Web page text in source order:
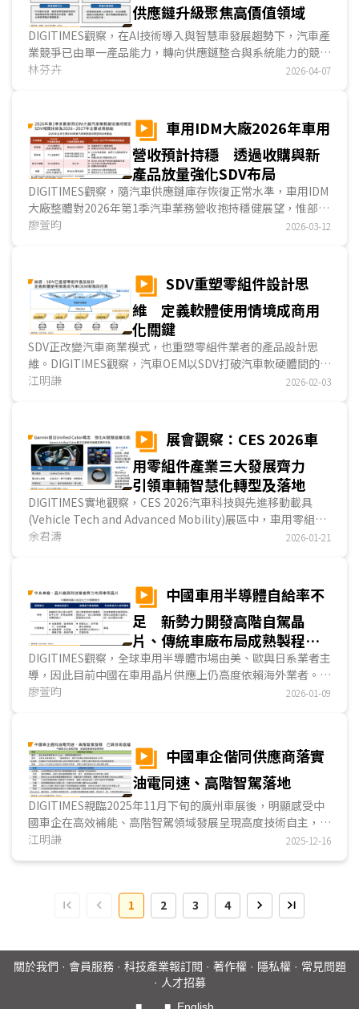
供應鏈升級聚焦高價值領域
DIGITIMES觀察，在AI技術導入與智慧車發展趨勢下，汽車產
業競爭已由單一產品能力，轉向供應鏈整合與系統能力的競
賽，其中，中國電動車供應鏈已於電池材料、電池製造、整車
具海外出貨實績，並在AI趨勢帶動下，逐步切入車載運算、智
慧座艙、高速PCB與車用感測器等高附加價值領域。...
林芬卉 2026-04-07
車用IDM大廠2026年車用
營收預計持穩 透過收購與新
產品放量強化SDV布局
DIGITIMES觀察，隨汽車供應鏈庫存恢復正常水準，車用IDM
大廠整體對2026年第1季汽車業務營收抱持穩健展望，惟部分
IDM業者因業務調整，營收展望存在差異。在全球汽車銷量增
推出新一代產品等方式，加速深化SDV布局；同時，部分車用
IDM大廠亦將電動車動力系統，視為未來擴張營收的另一重要
引擎。...
廖萱昀 2026-03-12
SDV重塑零組件設計思
維 定義軟體使用情境成商用
化關鍵
SDV正改變汽車商業模式，也重塑零組件業者的產品設計思
維。DIGITIMES觀察，汽車OEM以SDV打破汽車軟硬體間的依
賴關係，在一次性的硬體銷售模式下，以加購、訂閱方式創造
統服務。DIGITIMES認為，供應商在SDV方案已陸續到位，汽
車OEM如何定義...
江明謙 2026-02-03
展會觀察：CES 2026車
用零組件產業三大發展齊力
引領車輛智慧化轉型及落地
DIGITIMES實地觀察，CES 2026汽車科技與先進移動載具
(Vehicle Tech and Advanced Mobility)展區中，車用零組件
產業正面臨新一輪產業結構轉換的關鍵節點，相較過往CES車
展示主軸，聚焦在智慧座艙、SDV、自動化與感測等三大發展
方向，反映車輛由過往定位的傳統交通工具，快速轉向以軟硬
整合、資料驅動及持續演進為核心的智慧化載具。此一轉變不
僅牽動整車架構，也重新定義零組件在車用價值鏈中的角色與
定位。...
余君濤 2026-01-21
中國車用半導體自給率不
足 新勢力開發高階自駕晶
片、傳統車廠布局成熟製程以
加速自主化
DIGITIMES觀察，全球車用半導體市場由美、歐與日系業者主
導，因此目前中國在車用晶片供應上仍高度依賴海外業者。為
降低對國外晶片廠的依賴，中系車廠、晶片廠與科技業者紛紛
片，傳統車廠則以成熟製程晶片為主。...
廖萱昀 2026-01-09
中國車企偕同供應商落實
油電同速、高階智駕落地
DIGITIMES親臨2025年11月下旬的廣州車展後，明顯感受中
國車企在高效補能、高階智駕領域發展呈現高度技術自主，已
具備技術底蘊朝油電同速、高階智駕落地願景邁進。高效補能
勢力及第三方供應商，正以自研方案布局高階智駕商用化，預
期2026年於中國市場首見由車企主導營運的Robotaxi上
江明謙 2025-12-16
1 2 3 4
關於我們 · 會員服務· 科技產業報訂閱 · 著作權· 隱私權· 常見問題
· 人才招募
■
■ English